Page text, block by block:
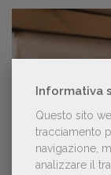
Informativa
Questo sito
tracciamento
navigazione,
analizzare il